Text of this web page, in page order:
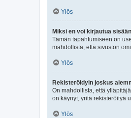
Ylös
Miksi en voi kirjautua
Tämän tapahtumiseen on
mahdollista, että sivuston
Ylös
Rekisteröidyin joskus
On mahdollista, että
on käynyt, yritä rekisteröityä
Ylös